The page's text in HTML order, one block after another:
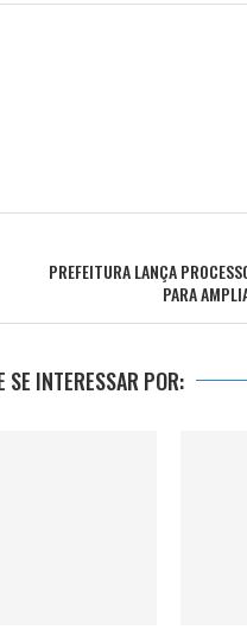
PREFEITURA LANÇA
PARA
SE INTERESSAR POR: